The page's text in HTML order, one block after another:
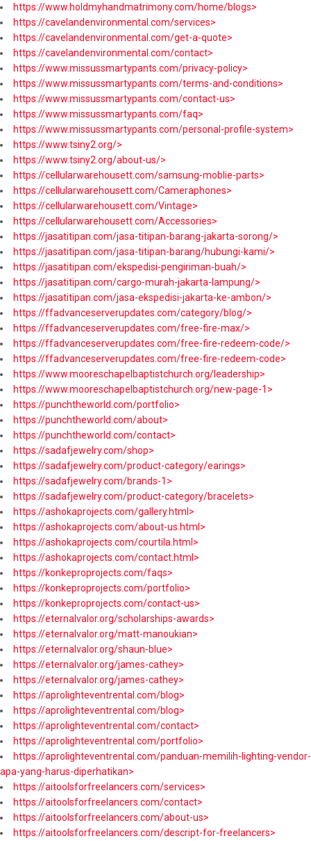
https://www.holdmyhandmatrimony.com/home/blogs>
https://cavelandenvironmental.com/services>
https://cavelandenvironmental.com/get-a-quote>
https://cavelandenvironmental.com/contact>
https://www.missussmartypants.com/privacy-policy>
https://www.missussmartypants.com/terms-and-conditions>
https://www.missussmartypants.com/contact-us>
https://www.missussmartypants.com/faq>
https://www.missussmartypants.com/personal-profile-system>
https://www.tsiny2.org/>
https://www.tsiny2.org/about-us/>
https://cellularwarehousett.com/samsung-moblie-parts>
https://cellularwarehousett.com/Cameraphones>
https://cellularwarehousett.com/Vintage>
https://cellularwarehousett.com/Accessories>
https://jasatitipan.com/jasa-titipan-barang-jakarta-sorong/>
https://jasatitipan.com/jasa-titipan-barang/hubungi-kami/>
https://jasatitipan.com/ekspedisi-pengiriman-buah/>
https://jasatitipan.com/cargo-murah-jakarta-lampung/>
https://jasatitipan.com/jasa-ekspedisi-jakarta-ke-ambon/>
https://ffadvanceserverupdates.com/category/blog/>
https://ffadvanceserverupdates.com/free-fire-max/>
https://ffadvanceserverupdates.com/free-fire-redeem-code/>
https://ffadvanceserverupdates.com/free-fire-redeem-code>
https://www.mooreschapelbaptistchurch.org/leadership>
https://www.mooreschapelbaptistchurch.org/new-page-1>
https://punchtheworld.com/portfolio>
https://punchtheworld.com/about>
https://punchtheworld.com/contact>
https://sadafjewelry.com/shop>
https://sadafjewelry.com/product-category/earings>
https://sadafjewelry.com/brands-1>
https://sadafjewelry.com/product-category/bracelets>
https://ashokaprojects.com/gallery.html>
https://ashokaprojects.com/about-us.html>
https://ashokaprojects.com/courtila.html>
https://ashokaprojects.com/contact.html>
https://konkeproprojects.com/faqs>
https://konkeproprojects.com/portfolio>
https://konkeproprojects.com/contact-us>
https://eternalvalor.org/scholarships-awards>
https://eternalvalor.org/matt-manoukian>
https://eternalvalor.org/shaun-blue>
https://eternalvalor.org/james-cathey>
https://eternalvalor.org/james-cathey>
https://aprolighteventrental.com/blog>
https://aprolighteventrental.com/blog>
https://aprolighteventrental.com/contact>
https://aprolighteventrental.com/portfolio>
https://aprolighteventrental.com/panduan-memilih-lighting-vendor-
apa-yang-harus-diperhatikan>
https://aitoolsforfreelancers.com/services>
https://aitoolsforfreelancers.com/contact>
https://aitoolsforfreelancers.com/about-us>
https://aitoolsforfreelancers.com/descript-for-freelancers>